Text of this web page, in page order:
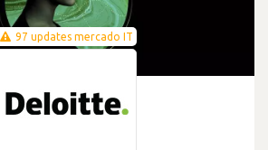
97 updates mercado IT